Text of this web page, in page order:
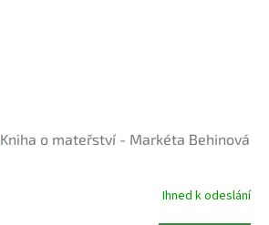
Kniha o mateřství - Markéta Behinová
Ihned k odeslání